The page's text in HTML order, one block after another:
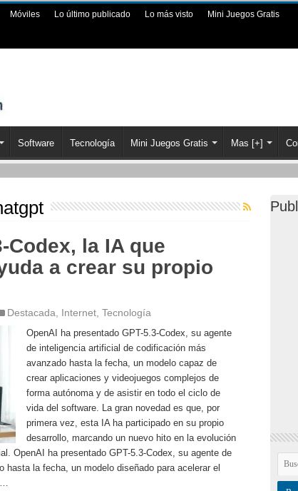
Móviles Lo último publicado Lo más visto Mini Juegos Gratis
Software Tecnología Mini Juegos Gratis Mas [+]
Codex, la IA que
a crear su propio
Destacada Internet, Tecnología
OpenAI ha presentado GPT-5.3-Codex, su agente
de inteligencia artificial de codificación más
avanzado hasta la fecha, un modelo capaz de
crear aplicaciones y videojuegos complejos de
forma autónoma y de asistir en todo el ciclo de
vida del software. La gran novedad es que, por
primera vez, esta IA ha participado en su propio
desarrollo, marcando un nuevo hito en la evolución
OpenAI ha presentado GPT-5.3-Codex, su agente de
la fecha, un modelo diseñado para acelerar el
…